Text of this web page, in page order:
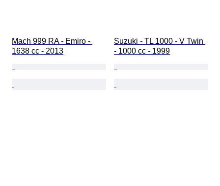
Mach 999 RA - Emiro -
1638 cc - 2013
Suzuki - TL 1000 - V Twin
- 1000 cc - 1999